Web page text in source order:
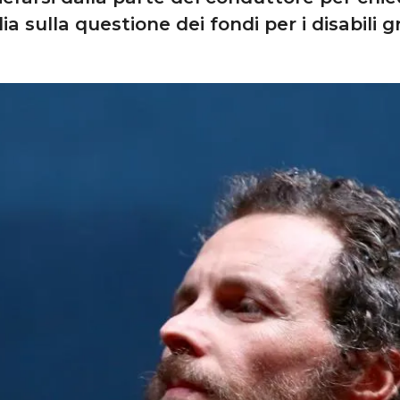
sulla questione dei fondi per i disabili